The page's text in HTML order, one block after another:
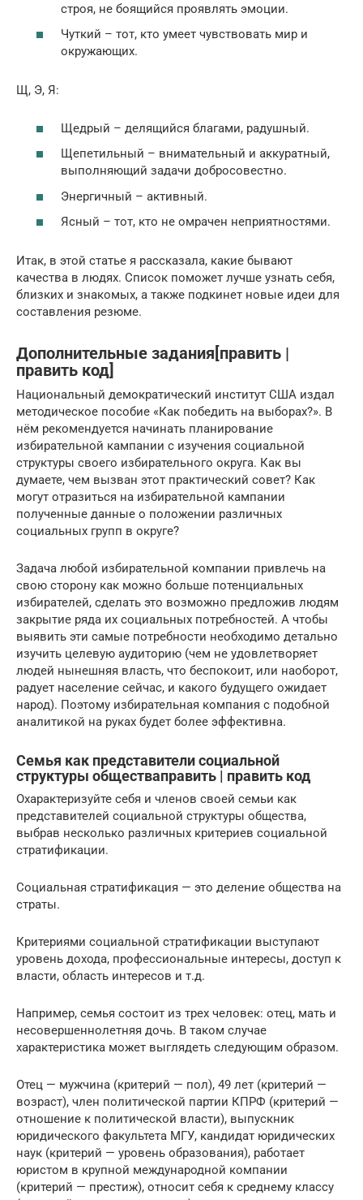
строя, не боящийся проявлять эмоции.
Чуткий – тот, кто умеет чувствовать мир и
окружающих.
Щ, Э, Я:
Щедрый – делящийся благами, радушный.
Щепетильный – внимательный и аккуратный,
выполняющий задачи добросовестно.
Энергичный – активный.
Ясный – тот, кто не омрачен неприятностями.
Итак, в этой статье я рассказала, какие бывают
качества в людях. Список поможет лучше узнать себя,
близких и знакомых, а также подкинет новые идеи для
составления резюме.
Дополнительные задания[править |
править код]
Национальный демократический институт США издал
методическое пособие «Как победить на выборах?». В
нём рекомендуется начинать планирование
избирательной кампании с изучения социальной
структуры своего избирательного округа. Как вы
думаете, чем вызван этот практический совет? Как
могут отразиться на избирательной кампании
полученные данные о положении различных
социальных групп в округе?
Задача любой избирательной компании привлечь на
свою сторону как можно больше потенциальных
избирателей, сделать это возможно предложив людям
закрытие ряда их социальных потребностей. А чтобы
выявить эти самые потребности необходимо детально
изучить целевую аудиторию (чем не удовлетворяет
людей нынешняя власть, что беспокоит, или наоборот,
радует население сейчас, и какого будущего ожидает
народ). Поэтому избирательная компания с подобной
аналитикой на руках будет более эффективна.
Семья как представители социальной
структуры обществаправить | править код
Охарактеризуйте себя и членов своей семьи как
представителей социальной структуры общества,
выбрав несколько различных критериев социальной
стратификации.
Социальная стратификация — это деление общества на
страты.
Критериями социальной стратификации выступают
уровень дохода, профессиональные интересы, доступ к
власти, область интересов и т.д.
Например, семья состоит из трех человек: отец, мать и
несовершеннолетняя дочь. В таком случае
характеристика может выглядеть следующим образом.
Отец — мужчина (критерий — пол), 49 лет (критерий —
возраст), член политической партии КПРФ (критерий —
отношение к политической власти), выпускник
юридического факультета МГУ, кандидат юридических
наук (критерий — уровень образования), работает
юристом в крупной международной компании
(критерий — престиж), относит себя к среднему классу